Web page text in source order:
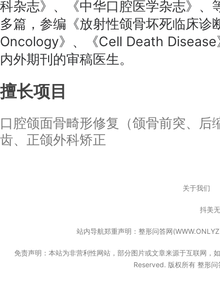
科杂志》、《中华口腔医学杂志》、
多篇，参编《放射性颌骨坏死临床诊
Oncology》、《Cell Death
内外期刊的审稿医生。
擅长项目
口腔颌面骨畸形修复（颌骨前突、后
齿、正颌外科矫正
关于我们
抖美
站内导航郑重声明：整形问答网
免责声明：本站为非营利性网站，部分图片或文章来源于互联网，
Reserved. 版权所有 整形问